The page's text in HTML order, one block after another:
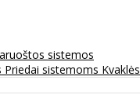
sistemos
Priedai sistemoms Kvaklės